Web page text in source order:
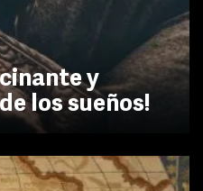
y
los sueños!